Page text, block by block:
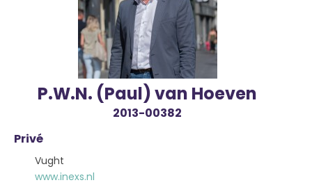
P.W.N. (Paul) van Hoeven
2013-00382
Privé
Vught
www.inexs.nl